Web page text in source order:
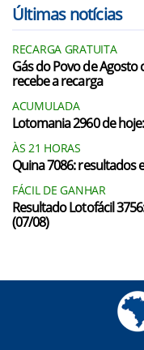
Últimas notícias
RECARGA GRATUITA
Gás do Povo de Agosto
recebe a recarga
ACUMULADA
Lotomania 2960 de
ÀS 21 HORAS
Quina 7086: resultados
FÁCIL DE GANHAR
Resultado Lotofácil
(07/08)